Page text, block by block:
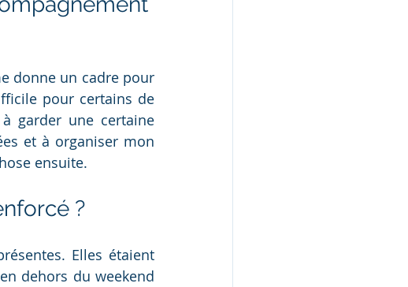
donne un cadre pour
pour certains de
garder une certaine
et à organiser mon
ensuite.
?
Elles étaient
dehors du weekend